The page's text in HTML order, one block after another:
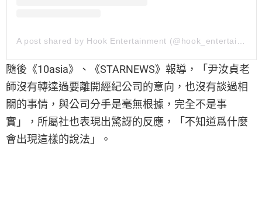
A post shared by Hook Entertainment (@hook_entertainment)
隨後《10asia》、《STARNEWS》報導，「尹汝貞老
師沒有轉達過要離開經紀公司的意向，也沒有談過相
關的事情，與公司分手是毫無根據，完全不是事
實」，所屬社也表現出驚訝的反應，「不知道爲什麼
會出現這樣的說法」。